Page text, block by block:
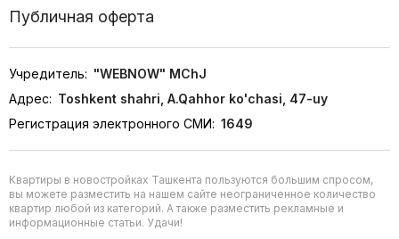
Публичная оферта
Учредитель: "WEBNOW" MChJ
Адрес: Toshkent shahri, A.Qahhor ko'chasi, 47-uy
Регистрация электронного СМИ: 1649
Квартиры в новостройках Ташкента пользуются большим спросом,
вы можете разместить на нашем сайте неограниченное количество
квартир любой из категорий. А также разместить рекламные и
информационные статьи. Удачи!